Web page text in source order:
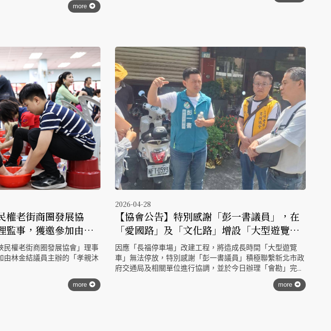
more
權老街商圈發展協
監事，獲邀參加由林
沐足感母恩」活動
民權老街商圈發展協會」理事
由林金結議員主辦的「孝親沐
坊、台灣檜木館、藏香藝閣
more
2026-04-28
【協會公告】特別感謝「彭一書議員」，在
「愛國路」及「文化路」增設「大型遊覽車
停車處」，並於今日協同「交通局」及相關
單位完成會勘 !
因應「長福停車場」改建工程，將造成長時間「大型遊覽
車」無法停放，特別感謝「彭一書議員」積極聯繫新北市政
府交通局及相關單位進行協調，並於今日辦理「會勘」完
成，未來將在老街周邊「愛國路」及「文化路」增設大型遊
覽車上下車及停車處，減輕因長福停車場施工，對三峽老街
more